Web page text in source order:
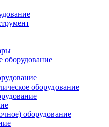
оборудование
оборудование
оборудование